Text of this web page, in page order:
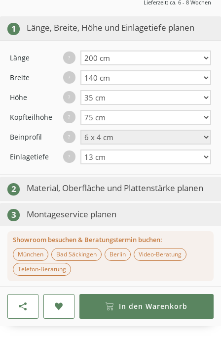
Lieferzeit: ca. 6 - 8 Wochen
1 Länge, Breite, Höhe und Einlagetiefe planen
Länge ?
Breite ?
Höhe ?
Kopfteilhöhe ?
Beinprofil ?
Einlagetiefe ?
2 Material, Oberfläche und Plattenstärke planen
3 Montageservice planen
Showroom besuchen & Beratungstermin buchen:
München
Bad Säckingen Berlin
Video-Beratung
Telefon-Beratung
In den Warenkorb